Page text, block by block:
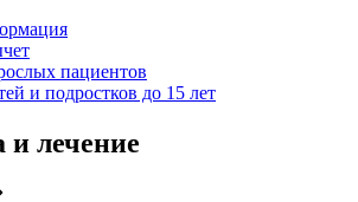
пациентов
и подростков до 15 лет
и лечение